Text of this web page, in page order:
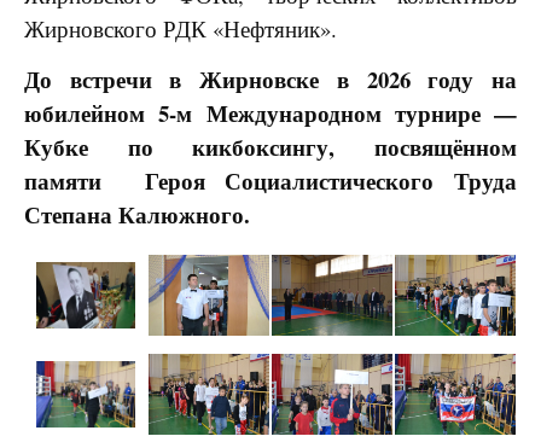
Жирновского РДК «Нефтяник».
До встречи в Жирновске в 2026 году на
юбилейном 5-м Международном турнире —
Кубке по кикбоксингу, посвящённом
памяти Героя Социалистического Труда
Степана Калюжного.